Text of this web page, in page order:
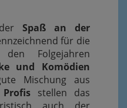
Spaß an der
für die
Folgejahren
und Komödien
Mischung aus
stellen das